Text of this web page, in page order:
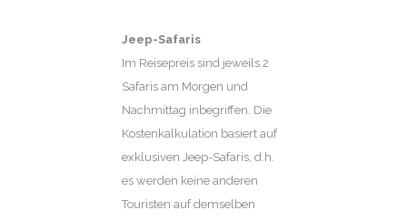
Jeep-Safaris
Im Reisepreis sind jeweils 2
Safaris am Morgen und
Nachmittag inbegriffen. Die
Kostenkalkulation basiert auf
exklusiven Jeep-Safaris, d.h.
es werden keine anderen
Touristen auf demselben